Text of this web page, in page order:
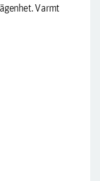
Varmt